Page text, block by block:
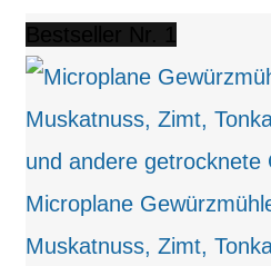
Microplane
Muskatnuss, Zimt,